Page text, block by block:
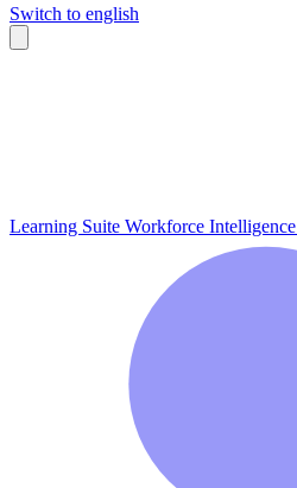
Switch to english
Learning Suite Workforce Intelligence